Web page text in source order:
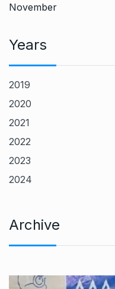
November
Years
2019
2020
2021
2022
2023
2024
Archive